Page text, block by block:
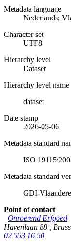
Metadata language
Nederlands;
Character set
UTF8
Hierarchy level
Dataset
Hierarchy level name
dataset
Date stamp
2026-05-06
Metadata standard
ISO 19115/
Metadata standard
GDI-
Point of contact
Onroerend Erfgoed
Havenlaan 88
02 553 16 50